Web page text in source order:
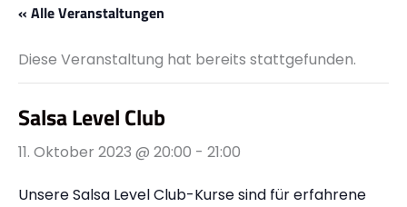
« Alle Veranstaltungen
Diese Veranstaltung hat bereits stattgefunden.
Salsa Level Club
11. Oktober 2023 @ 20:00 - 21:00
Unsere Salsa Level Club-Kurse sind für erfahrene